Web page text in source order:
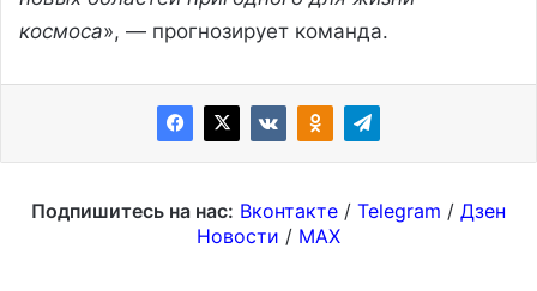
космоса», — прогнозирует команда.
Подпишитесь на нас: Вконтакте / Telegram / Дзен
Новости / MAX